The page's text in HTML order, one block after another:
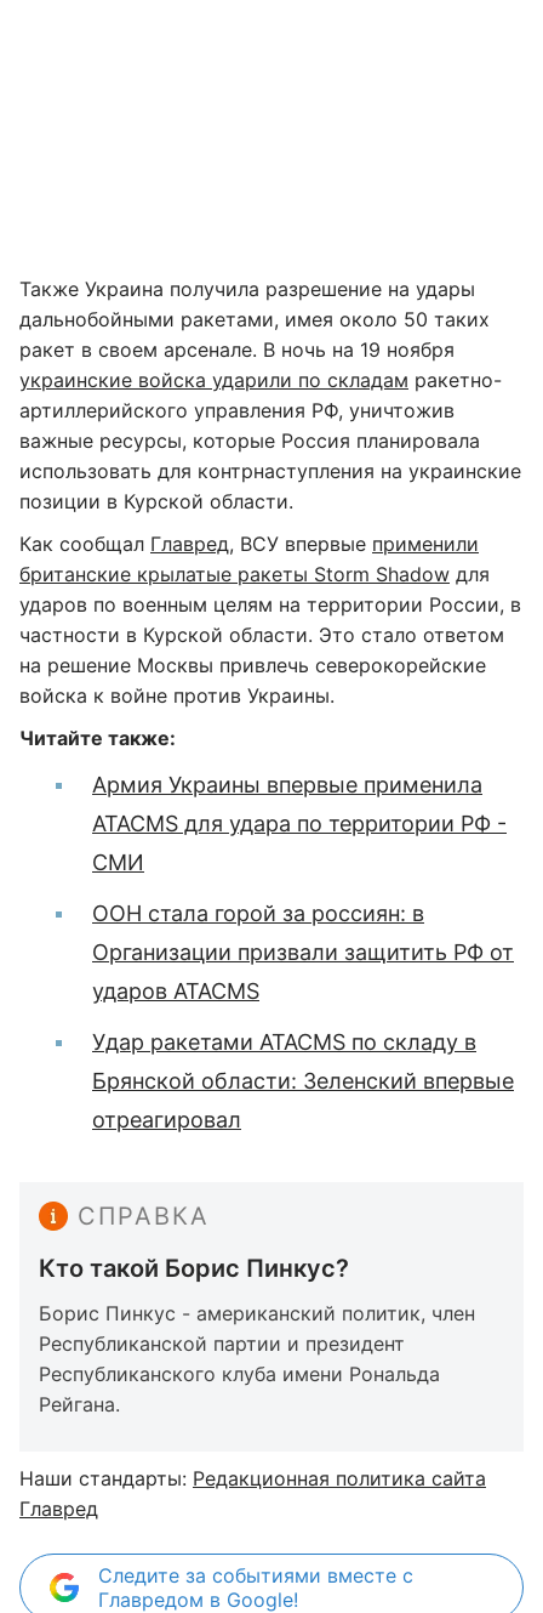
Также Украина получила разрешение на удары
дальнобойными ракетами, имея около 50 таких
ракет в своем арсенале. В ночь на 19 ноября
украинские войска ударили по складам ракетно-
артиллерийского управления РФ, уничтожив
важные ресурсы, которые Россия планировала
использовать для контрнаступления на украинские
позиции в Курской области.
Как сообщал Главред, ВСУ впервые применили
британские крылатые ракеты Storm Shadow для
ударов по военным целям на территории России, в
частности в Курской области. Это стало ответом
на решение Москвы привлечь северокорейские
войска к войне против Украины.
Читайте также:
Армия Украины впервые применила
ATACMS для удара по территории РФ -
СМИ
ООН стала горой за россиян: в
Организации призвали защитить РФ от
ударов ATACMS
Удар ракетами ATACMS по складу в
Брянской области: Зеленский впервые
отреагировал
СПРАВКА
Кто такой Борис Пинкус?
Борис Пинкус - американский политик, член
Республиканской партии и президент
Республиканского клуба имени Рональда
Рейгана.
Наши стандарты: Редакционная политика сайта
Главред
Следите за событиями вместе с
Главредом в Google!